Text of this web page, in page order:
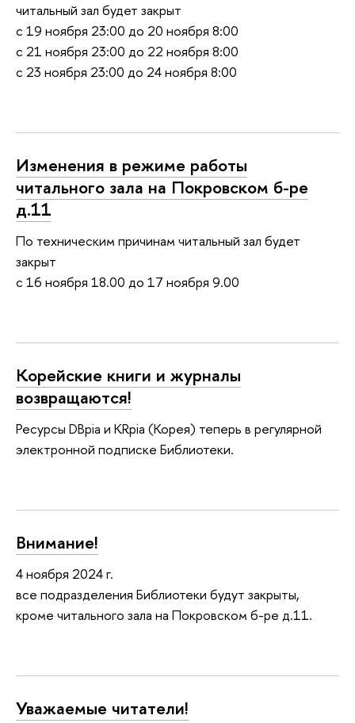
читальный зал будет закрыт
с 19 ноября 23:00 до 20 ноября 8:00
с 21 ноября 23:00 до 22 ноября 8:00
с 23 ноября 23:00 до 24 ноября 8:00
Изменения в режиме работы
читального зала на Покровском б-ре
д.11
По техническим причинам читальный зал будет
закрыт
с 16 ноября 18.00 до 17 ноября 9.00
Корейские книги и журналы
возвращаются!
Ресурсы DBpia и KRpia (Корея) теперь в регулярной
электронной подписке Библиотеки.
Внимание!
4 ноября 2024 г.
все подразделения Библиотеки будут закрыты,
кроме читального зала на Покровском б-ре д.11.
Уважаемые читатели!